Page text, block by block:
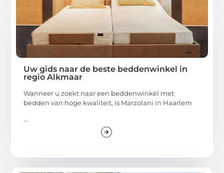
Uw gids naar de beste beddenwinkel in
regio Alkmaar
Wanneer u zoekt naar een beddenwinkel met
bedden van hoge kwaliteit, is Marzolani in Haarlem
...